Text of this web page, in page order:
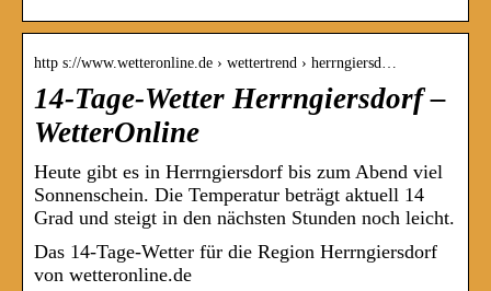
http s://www.wetteronline.de › wettertrend › herrngiersd…
14-Tage-Wetter Herrngiersdorf –
WetterOnline
Heute gibt es in Herrngiersdorf bis zum Abend viel
Sonnenschein. Die Temperatur beträgt aktuell 14
Grad und steigt in den nächsten Stunden noch leicht.
Das 14-Tage-Wetter für die Region Herrngiersdorf
von wetteronline.de